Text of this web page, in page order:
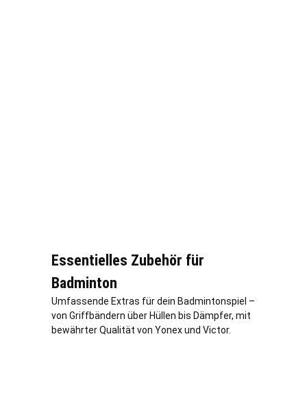
Essentielles Zubehör für
Badminton
Umfassende Extras für dein Badmintonspiel –
von Griffbändern über Hüllen bis Dämpfer, mit
bewährter Qualität von Yonex und Victor.